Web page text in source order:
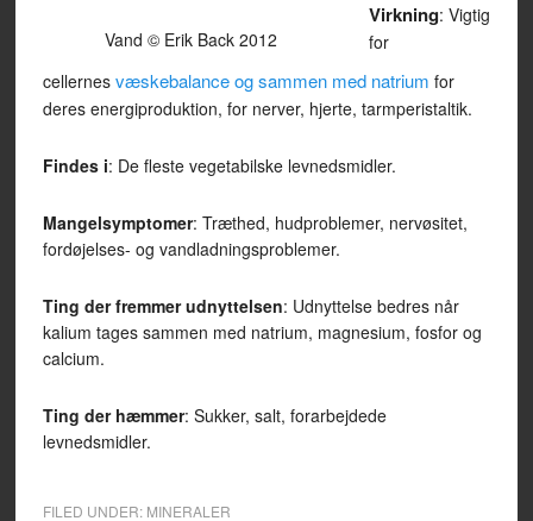
Vand © Erik Back 2012
Virkning: Vigtig
for
cellernes væskebalance og sammen med natrium for
deres energiproduktion, for nerver, hjerte, tarmperistaltik.
Findes i: De fleste vegetabilske levnedsmidler.
Mangelsymptomer: Træthed, hudproblemer, nervøsitet,
fordøjelses- og vandladningsproblemer.
Ting der fremmer udnyttelsen: Udnyttelse bedres når
kalium tages sammen med natrium, magnesium, fosfor og
calcium.
Ting der hæmmer: Sukker, salt, forarbejdede
levnedsmidler.
FILED UNDER: MINERALER